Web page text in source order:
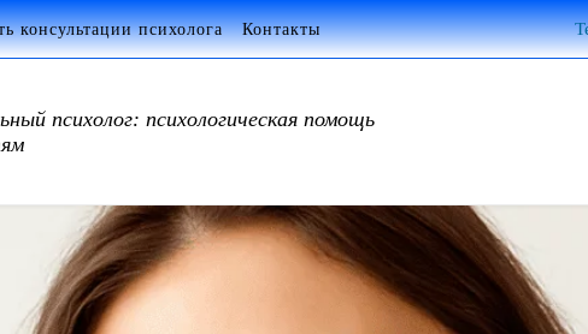
консультации психолога Контакты
психолог: психологическая помощь